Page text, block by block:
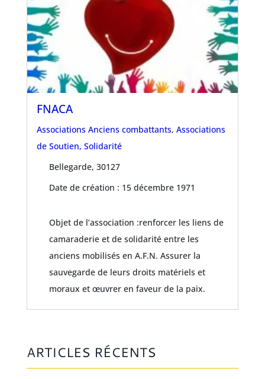
FNACA
Associations Anciens combattants, Associations
de Soutien, Solidarité
Bellegarde, 30127
Date de création : 15 décembre 1971
Objet de l’association :renforcer les liens de
camaraderie et de solidarité entre les
anciens mobilisés en A.F.N. Assurer la
sauvegarde de leurs droits matériels et
moraux et œuvrer en faveur de la paix.
ARTICLES RÉCENTS